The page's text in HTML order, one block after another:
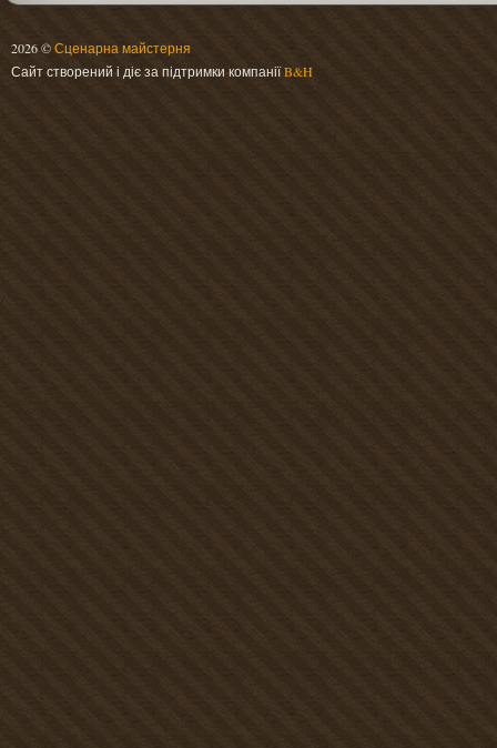
2026 ©Сценарна майстерня
Сайт створений і діє за підтримки компаніїB&H